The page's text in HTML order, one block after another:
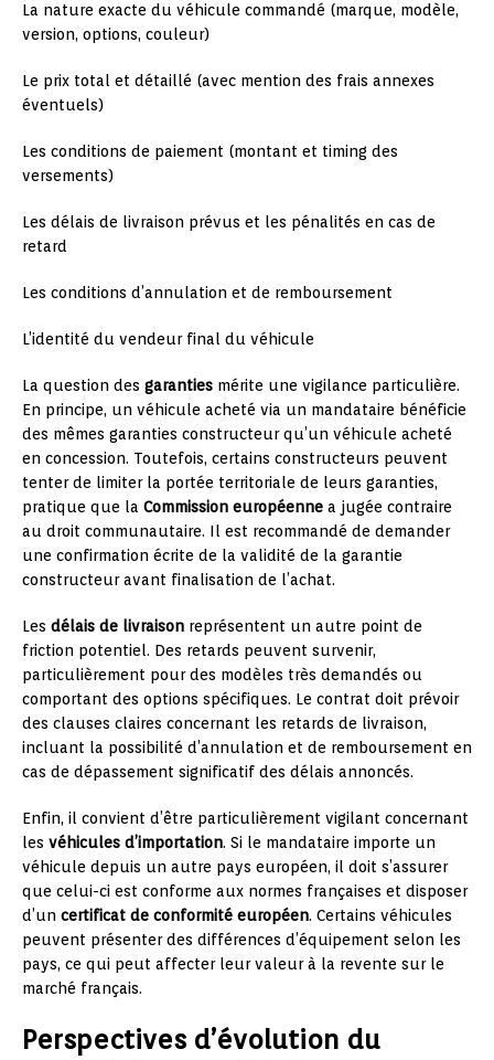
La nature exacte du véhicule commandé (marque, modèle,
version, options, couleur)
Le prix total et détaillé (avec mention des frais annexes
éventuels)
Les conditions de paiement (montant et timing des
versements)
Les délais de livraison prévus et les pénalités en cas de
retard
Les conditions d’annulation et de remboursement
L’identité du vendeur final du véhicule
La question des garanties mérite une vigilance particulière.
En principe, un véhicule acheté via un mandataire bénéficie
des mêmes garanties constructeur qu’un véhicule acheté
en concession. Toutefois, certains constructeurs peuvent
tenter de limiter la portée territoriale de leurs garanties,
pratique que la Commission européenne a jugée contraire
au droit communautaire. Il est recommandé de demander
une confirmation écrite de la validité de la garantie
constructeur avant finalisation de l’achat.
Les délais de livraison représentent un autre point de
friction potentiel. Des retards peuvent survenir,
particulièrement pour des modèles très demandés ou
comportant des options spécifiques. Le contrat doit prévoir
des clauses claires concernant les retards de livraison,
incluant la possibilité d’annulation et de remboursement en
cas de dépassement significatif des délais annoncés.
Enfin, il convient d’être particulièrement vigilant concernant
les véhicules d’importation. Si le mandataire importe un
véhicule depuis un autre pays européen, il doit s’assurer
que celui-ci est conforme aux normes françaises et disposer
d’un certificat de conformité européen. Certains véhicules
peuvent présenter des différences d’équipement selon les
pays, ce qui peut affecter leur valeur à la revente sur le
marché français.
Perspectives d’évolution du